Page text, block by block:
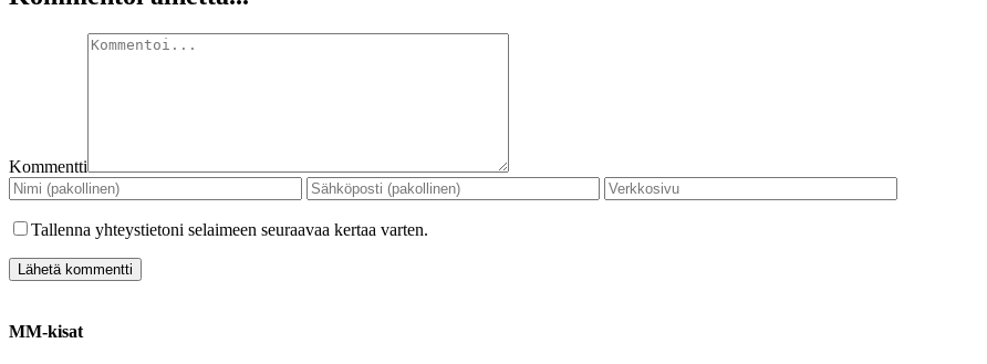
Kommentti
Tallenna yhteystietoni selaimeen seuraavaa kertaa varten.
MM-kisat